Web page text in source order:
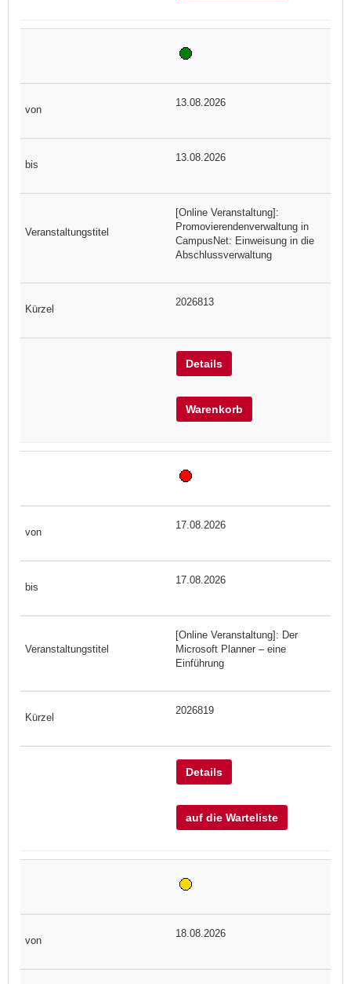
13.08.2026
13.08.2026
[Online Veranstaltung]:
Promovierendenverwaltung in
CampusNet: Einweisung in die
Abschlussverwaltung
2026813
Details
Warenkorb
17.08.2026
17.08.2026
[Online Veranstaltung]: Der
Microsoft Planner – eine
Einführung
2026819
Details
auf die Warteliste
18.08.2026